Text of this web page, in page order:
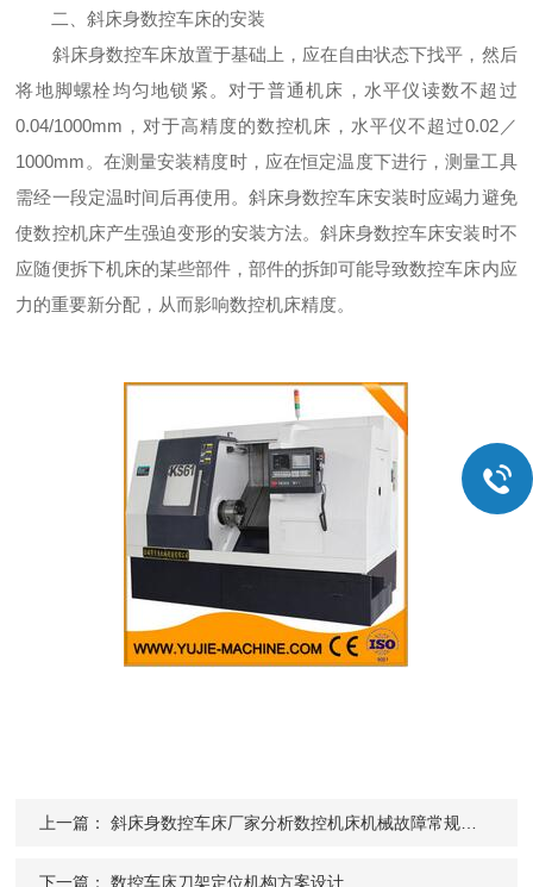
二、斜床身数控车床的安装
斜床身数控车床放置于基础上，应在自由状态下找平，然后
将地脚螺栓均匀地锁紧。对于普通机床，水平仪读数不超过
0.04/1000mm，对于高精度的数控机床，水平仪不超过0.02／
1000mm。在测量安装精度时，应在恒定温度下进行，测量工具
需经一段定温时间后再使用。斜床身数控车床安装时应竭力避免
使数控机床产生强迫变形的安装方法。斜床身数控车床安装时不
应随便拆下机床的某些部件，部件的拆卸可能导致数控车床内应
力的重要新分配，从而影响数控机床精度。
上一篇：斜床身数控车床厂家分析数控机床机械故障常规处理步骤
下一篇：数控车床刀架定位机构方案设计